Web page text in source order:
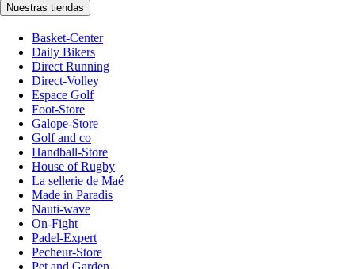
Nuestras tiendas
Basket-Center
Daily Bikers
Direct Running
Direct-Volley
Espace Golf
Foot-Store
Galope-Store
Golf and co
Handball-Store
House of Rugby
La sellerie de Maé
Made in Paradis
Nauti-wave
On-Fight
Padel-Expert
Pecheur-Store
Pet and Garden